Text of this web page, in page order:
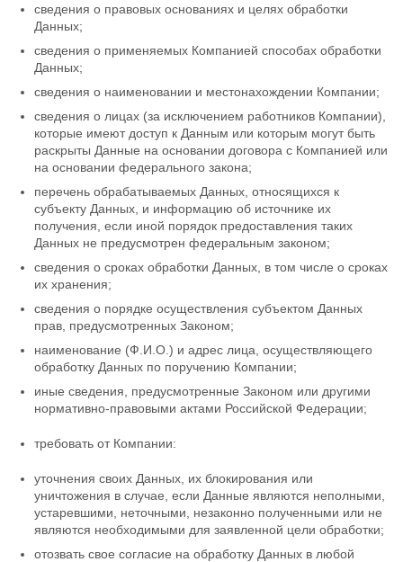
сведения о правовых основаниях и целях обработки
Данных;
сведения о применяемых Компанией способах обработки
Данных;
сведения о наименовании и местонахождении Компании;
сведения о лицах (за исключением работников Компании),
которые имеют доступ к Данным или которым могут быть
раскрыты Данные на основании договора с Компанией или
на основании федерального закона;
перечень обрабатываемых Данных, относящихся к
субъекту Данных, и информацию об источнике их
получения, если иной порядок предоставления таких
Данных не предусмотрен федеральным законом;
сведения о сроках обработки Данных, в том числе о сроках
их хранения;
сведения о порядке осуществления субъектом Данных
прав, предусмотренных Законом;
наименование (Ф.И.О.) и адрес лица, осуществляющего
обработку Данных по поручению Компании;
иные сведения, предусмотренные Законом или другими
нормативно-правовыми актами Российской Федерации;
требовать от Компании:
уточнения своих Данных, их блокирования или
уничтожения в случае, если Данные являются неполными,
устаревшими, неточными, незаконно полученными или не
являются необходимыми для заявленной цели обработки;
отозвать свое согласие на обработку Данных в любой